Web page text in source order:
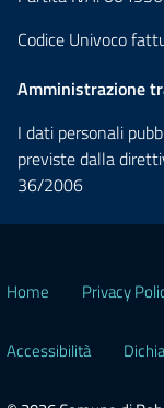
Codice Univoco
Amministrazione
I dati personali
previste dalla
36/2006
Home Privacy
Accessibilità